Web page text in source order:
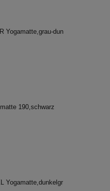
Yogamatte,grau-dun
190,schwarz
Yogamatte,dunkelgr